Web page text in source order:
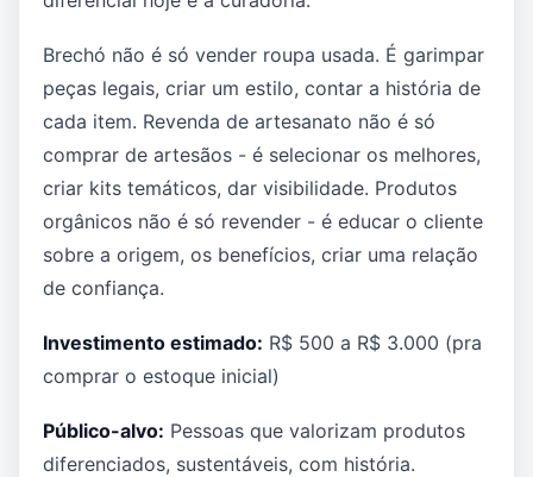
Brechó não é só vender roupa usada. É garimpar
peças legais, criar um estilo, contar a história de
cada item. Revenda de artesanato não é só
comprar de artesãos - é selecionar os melhores,
criar kits temáticos, dar visibilidade. Produtos
orgânicos não é só revender - é educar o cliente
sobre a origem, os benefícios, criar uma relação
de confiança.
Investimento estimado: R$ 500 a R$ 3.000 (pra
comprar o estoque inicial)
Público-alvo: Pessoas que valorizam produtos
diferenciados, sustentáveis, com história.